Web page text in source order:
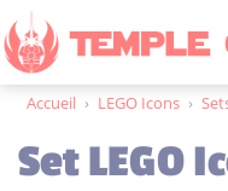
Accueil › LEGO Icons ›
Set LEGO